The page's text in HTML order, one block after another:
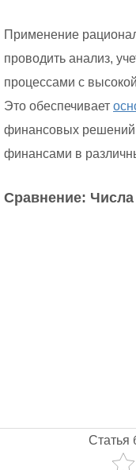
Применение
проводить анализ,
процессами с
Это обеспечивает
финансовых решений
финансами в
Сравнение:
Статья